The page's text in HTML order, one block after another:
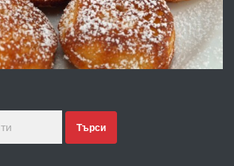
преди 2 години
ремонт на покриви
Търси